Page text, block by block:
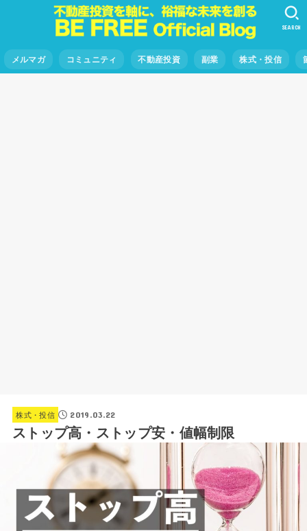
メルマガ コミュニティ 不動産投資 副業 株式・投信
SEARCH
株式・投信 2019.03.22
ストップ高・ストップ安・値幅制限